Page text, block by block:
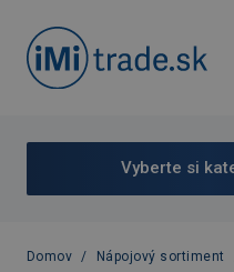
Vyberte si
Domov / Nápojový sortiment